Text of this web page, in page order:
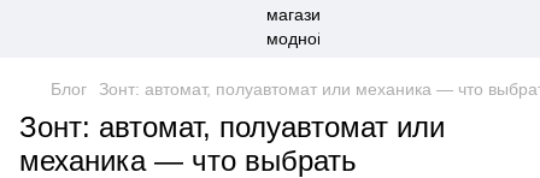
Блог Зонт: автомат, полуавтомат или механика — что
Зонт: автомат, полуавтомат или
механика — что выбрать